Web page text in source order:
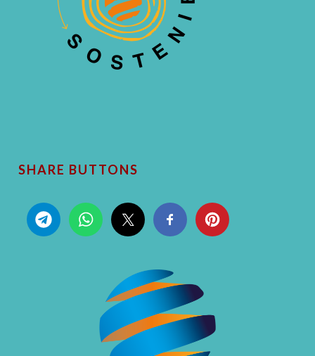
SHARE BUTTONS